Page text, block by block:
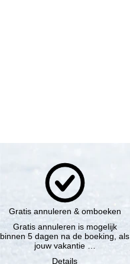
Gratis annuleren & omboeken
Gratis annuleren is mogelijk
binnen 5 dagen na de boeking, als
jouw vakantie …
Details